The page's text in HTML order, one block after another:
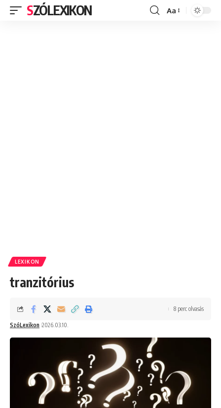
SZÓLEXIKON
Font
Aa
LEXIKON
tranzitórius
SzóLexikon 2026.03.10.
8 perc olvasás